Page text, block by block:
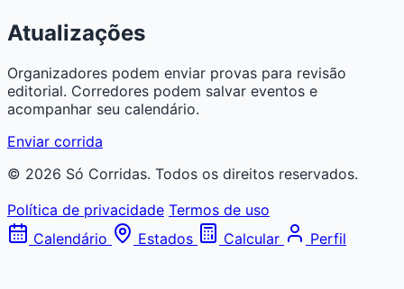
Atualizações
Organizadores podem enviar provas para revisão
editorial. Corredores podem salvar eventos e
acompanhar seu calendário.
Enviar corrida
© 2026 Só Corridas. Todos os direitos reservados.
Política de privacidade Termos de uso
Calendário
Estados Calcular Perfil